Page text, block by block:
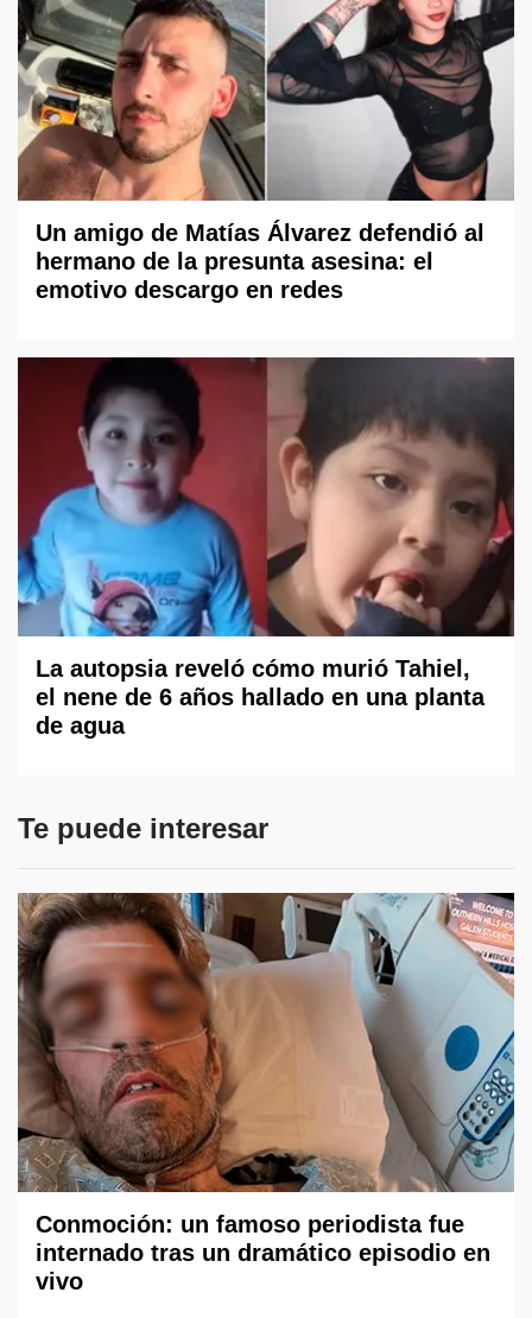
Un amigo de Matías Álvarez defendió al
hermano de la presunta asesina: el
emotivo descargo en redes
La autopsia reveló cómo murió Tahiel,
el nene de 6 años hallado en una planta
de agua
Te puede interesar
Conmoción: un famoso periodista fue
internado tras un dramático episodio en
vivo